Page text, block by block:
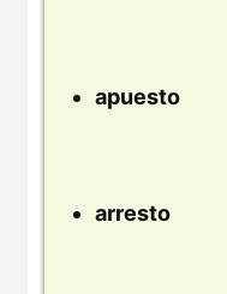
apuesto
arresto